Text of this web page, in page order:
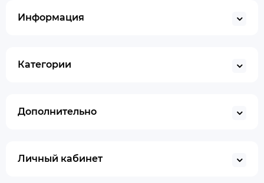
Информация
Категории
Дополнительно
Личный кабинет